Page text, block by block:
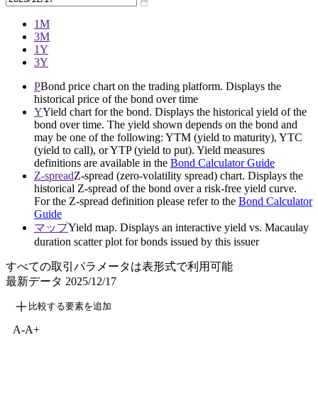
1M
3M
1Y
3Y
PBond price chart on the trading platform. Displays the
historical price of the bond over time
YYield chart for the bond. Displays the historical yield of the
bond over time. The yield shown depends on the bond and
may be one of the following: YTM (yield to maturity), YTC
(yield to call), or YTP (yield to put). Yield measures
definitions are available in the Bond Calculator Guide
Z-spreadZ-spread (zero-volatility spread) chart. Displays the
historical Z-spread of the bond over a risk-free yield curve.
For the Z-spread definition please refer to the Bond Calculator
Guide
マップYield map. Displays an interactive yield vs. Macaulay
duration scatter plot for bonds issued by this issuer
すべての取引パラメータは表形式で利用可能
最新データ 2025/12/17
比較する要素を追加